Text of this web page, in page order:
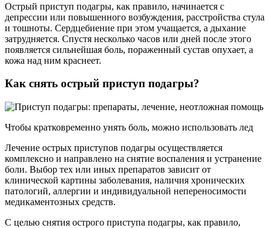
Острый приступ подагры, как правило, начинается с
депрессии или повышенного возбуждения, расстройства стула
и тошноты. Сердцебиение при этом учащается, а дыхание
затрудняется. Спустя несколько часов или дней после этого
появляется сильнейшая боль, пораженный сустав опухает, а
кожа над ним краснеет.
Как снять острый приступ подагры?
Чтобы кратковременно унять боль, можно использовать лед
Лечение острых приступов подагры осуществляется
комплексно и направлено на снятие воспаления и устранение
боли. Выбор тех или иных препаратов зависит от
клинической картины заболевания, наличия хронических
патологий, аллергии и индивидуальной непереносимости
медикаментозных средств.
С целью снятия острого приступа подагры, как правило,